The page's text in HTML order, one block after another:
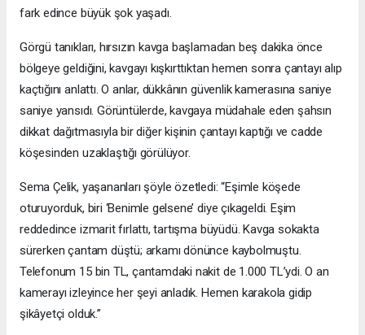
fark edince büyük şok yaşadı.
Görgü tanıkları, hırsızın kavga başlamadan beş dakika önce
bölgeye geldiğini, kavgayı kışkırttıktan hemen sonra çantayı alıp
kaçtığını anlattı. O anlar, dükkânın güvenlik kamerasına saniye
saniye yansıdı. Görüntülerde, kavgaya müdahale eden şahsın
dikkat dağıtmasıyla bir diğer kişinin çantayı kaptığı ve cadde
köşesinden uzaklaştığı görülüyor.
Sema Çelik, yaşananları şöyle özetledi: “Eşimle köşede
oturuyorduk, biri ‘Benimle gelsene’ diye çıkageldi. Eşim
reddedince izmarit fırlattı, tartışma büyüdü. Kavga sokakta
sürerken çantam düştü; arkamı dönünce kaybolmuştu.
Telefonum 15 bin TL, çantamdaki nakit de 1.000 TL’ydi. O an
kamerayı izleyince her şeyi anladık. Hemen karakola gidip
şikâyetçi olduk.”